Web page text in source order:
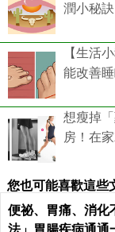
潤小秘
【生活
能改善
想瘦掉
房！在
您也可能喜歡這些
便祕、胃痛、消化
法」胃腸疾病通通